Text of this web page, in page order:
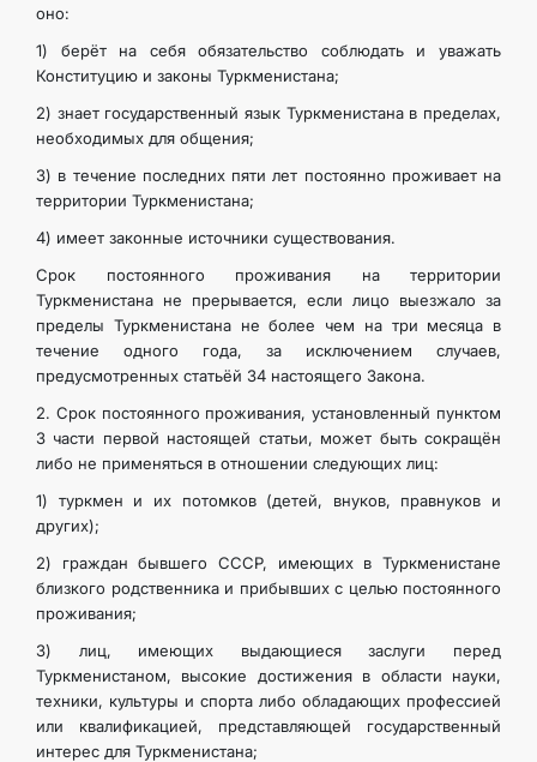
оно:
1) берёт на себя обязательство соблюдать и уважать
Конституцию и законы Туркменистана;
2) знает государственный язык Туркменистана в пределах,
необходимых для общения;
3) в течение последних пяти лет постоянно проживает на
территории Туркменистана;
4) имеет законные источники существования.
Срок постоянного проживания на территории
Туркменистана не прерывается, если лицо выезжало за
пределы Туркменистана не более чем на три месяца в
течение одного года, за исключением случаев,
предусмотренных статьёй 34 настоящего Закона.
2. Срок постоянного проживания, установленный пунктом
3 части первой настоящей статьи, может быть сокращён
либо не применяться в отношении следующих лиц:
1) туркмен и их потомков (детей, внуков, правнуков и
других);
2) граждан бывшего СССР, имеющих в Туркменистане
близкого родственника и прибывших с целью постоянного
проживания;
3) лиц, имеющих выдающиеся заслуги перед
Туркменистаном, высокие достижения в области науки,
техники, культуры и спорта либо обладающих профессией
или квалификацией, представляющей государственный
интерес для Туркменистана;